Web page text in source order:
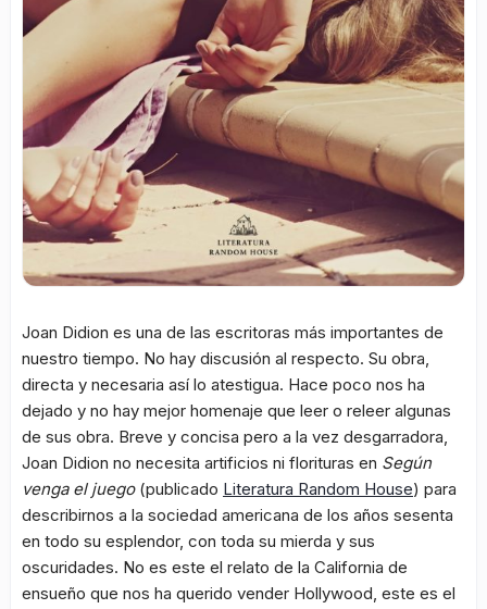
Joan Didion es una de las escritoras más importantes de
nuestro tiempo. No hay discusión al respecto. Su obra,
directa y necesaria así lo atestigua. Hace poco nos ha
dejado y no hay mejor homenaje que leer o releer algunas
de sus obra. Breve y concisa pero a la vez desgarradora,
Joan Didion no necesita artificios ni florituras en Según
venga el juego (publicado Literatura Random House) para
describirnos a la sociedad americana de los años sesenta
en todo su esplendor, con toda su mierda y sus
oscuridades. No es este el relato de la California de
ensueño que nos ha querido vender Hollywood, este es el